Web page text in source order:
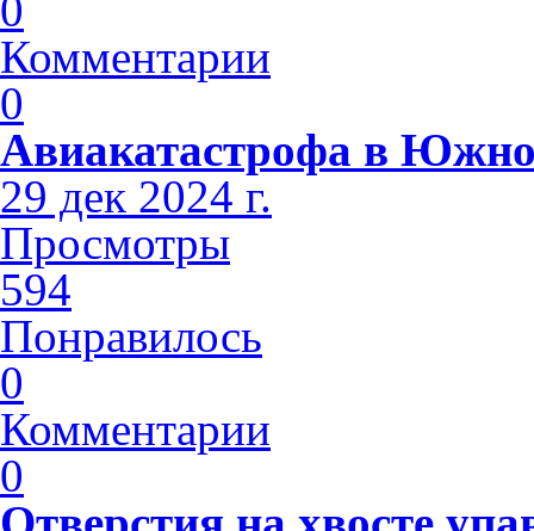
Комментарии
0
Авиакатастрофа в
29 дек 2024 г.
Просмотры
594
Понравилось
0
Комментарии
0